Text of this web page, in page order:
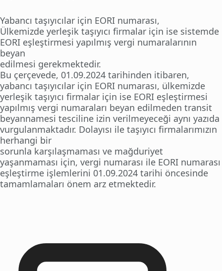
Yabancı taşıyıcılar için EORI numarası,
Ülkemizde yerleşik taşıyıcı firmalar için ise sistemde
EORI eşleştirmesi yapılmış vergi numaralarının
beyan
edilmesi gerekmektedir.
Bu çerçevede, 01.09.2024 tarihinden itibaren,
yabancı taşıyıcılar için EORI numarası, ülkemizde
yerleşik taşıyıcı firmalar için ise EORI eşleştirmesi
yapılmış vergi numaraları beyan edilmeden transit
beyannamesi tesciline izin verilmeyeceği aynı yazıda
vurgulanmaktadır. Dolayısı ile taşıyıcı firmalarımızın
herhangi bir
sorunla karşılaşmaması ve mağduriyet
yaşanmaması için, vergi numarası ile EORI numarası
eşleştirme işlemlerini 01.09.2024 tarihi öncesinde
tamamlamaları önem arz etmektedir.